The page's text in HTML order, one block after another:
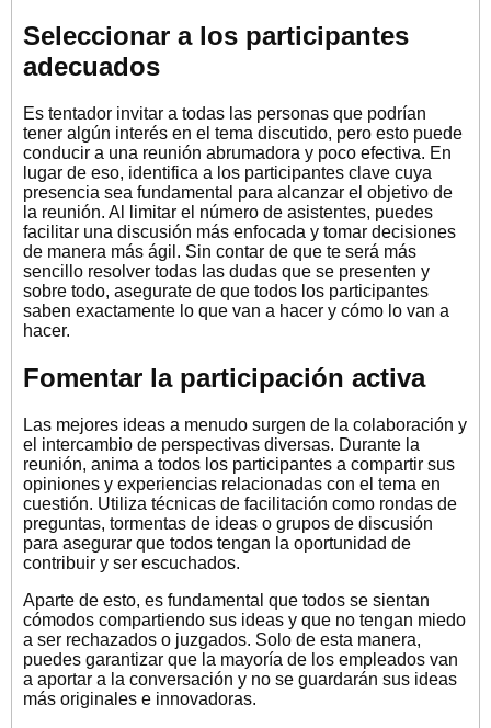
Seleccionar a los participantes
adecuados
Es tentador invitar a todas las personas que podrían
tener algún interés en el tema discutido, pero esto puede
conducir a una reunión abrumadora y poco efectiva. En
lugar de eso, identifica a los participantes clave cuya
presencia sea fundamental para alcanzar el objetivo de
la reunión. Al limitar el número de asistentes, puedes
facilitar una discusión más enfocada y tomar decisiones
de manera más ágil. Sin contar de que te será más
sencillo resolver todas las dudas que se presenten y
sobre todo, asegurate de que todos los participantes
saben exactamente lo que van a hacer y cómo lo van a
hacer.
Fomentar la participación activa
Las mejores ideas a menudo surgen de la colaboración y
el intercambio de perspectivas diversas. Durante la
reunión, anima a todos los participantes a compartir sus
opiniones y experiencias relacionadas con el tema en
cuestión. Utiliza técnicas de facilitación como rondas de
preguntas, tormentas de ideas o grupos de discusión
para asegurar que todos tengan la oportunidad de
contribuir y ser escuchados.
Aparte de esto, es fundamental que todos se sientan
cómodos compartiendo sus ideas y que no tengan miedo
a ser rechazados o juzgados. Solo de esta manera,
puedes garantizar que la mayoría de los empleados van
a aportar a la conversación y no se guardarán sus ideas
más originales e innovadoras.